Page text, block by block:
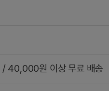
/ 40,000원 이상 무료 배송